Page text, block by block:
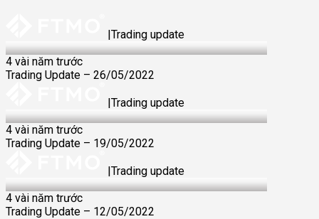
|Trading update
26 May 2022
4 vài năm trước
Trading Update – 26/05/2022
|Trading update
19 May 2022
4 vài năm trước
Trading Update – 19/05/2022
|Trading update
12 May 2022
4 vài năm trước
Trading Update – 12/05/2022